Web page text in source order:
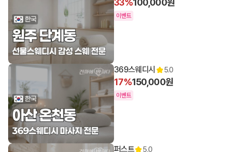
33%100,000원
이벤트
369스웨디시 5.0
17%150,000원
이벤트
퍼스트 5.0